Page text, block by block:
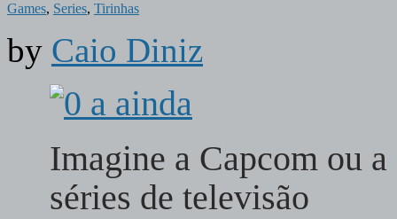
Games, Series, Tirinhas
by Caio Diniz
Imagine a Capcom ou
séries de televisão